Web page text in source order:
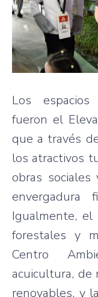
Los
fueron el
que a través
los atractivos
obras
envergadura
Igualmente, el
forestales y
Centro
acuicultura, de
renovables, y